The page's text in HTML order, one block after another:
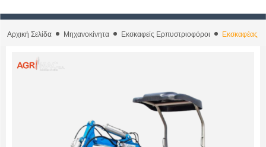
Αρχική Σελίδα Μηχανοκίνητα Εκσκαφείς Ερπυστριοφόροι Εκσκαφέας